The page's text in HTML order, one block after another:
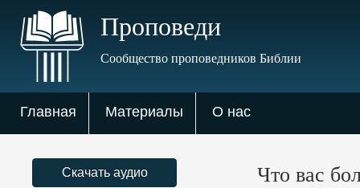
Проповеди
Сообщество проповедников Библии
Главная Материалы О нас
Скачать аудио Что вас